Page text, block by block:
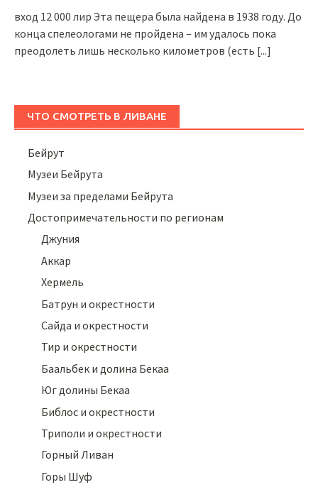
вход 12 000 лир Эта пещера была найдена в 1938 году. До
конца спелеологами не пройдена – им удалось пока
преодолеть лишь несколько километров (есть [...]
ЧТО СМОТРЕТЬ В ЛИВАНЕ
Бейрут
Музеи Бейрута
Музеи за пределами Бейрута
Достопримечательности по регионам
Джуния
Аккар
Хермель
Батрун и окрестности
Сайда и окрестности
Тир и окрестности
Баальбек и долина Бекаа
Юг долины Бекаа
Библос и окрестности
Триполи и окрестности
Горный Ливан
Горы Шуф